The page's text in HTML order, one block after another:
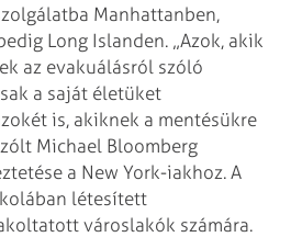
Manhattanben,
Long Islanden. „Azok, akik
az evakuálásról szóló
a saját életüket
is, akiknek a mentésükre
Michael Bloomberg
a New York-iakhoz. A
létesített
városlakók számára.